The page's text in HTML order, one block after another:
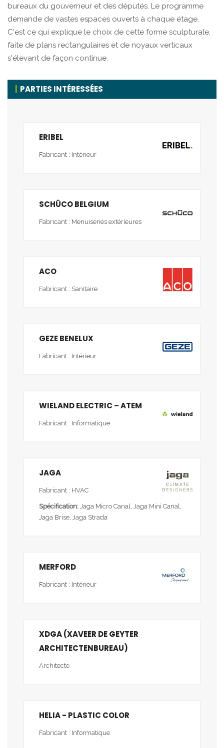
bureaux du gouverneur et des députés. Le programme
demande de vastes espaces ouverts à chaque étage.
C'est ce qui explique le choix de cette forme sculpturale,
faite de plans rectangulaires et de noyaux verticaux
s'élevant de façon continue.
PARTIES INTÉRESSÉES
ERIBEL
Fabricant : Intérieur
SCHÜCO BELGIUM
Fabricant : Menuiseries extérieures
ACO
Fabricant : Sanitaire
GEZE BENELUX
Fabricant : Intérieur
WIELAND ELECTRIC – ATEM
Fabricant : Informatique
JAGA
Fabricant : HVAC
Spécification: Jaga Micro Canal, Jaga Mini Canal,
Jaga Brise, Jaga Strada
MERFORD
Fabricant : Intérieur
XDGA (XAVEER DE GEYTER
ARCHITECTENBUREAU)
Architecte
HELIA - PLASTIC COLOR
Fabricant : Informatique